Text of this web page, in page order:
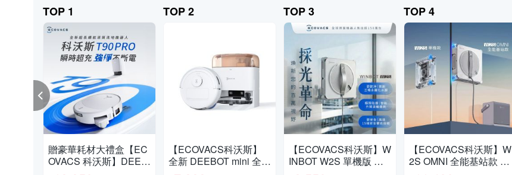
TOP 1
贈豪華耗材大禮盒【EC
OVACS 科沃斯】DEEB
TOP 2
【ECOVACS科沃斯】
全新 DEEBOT mini 全能
TOP 3
【ECOVACS科沃斯】W
INBOT W2S 單機版 擦
TOP 4
【ECOVACS科沃斯】W
2S OMNI 全能基站款 擦